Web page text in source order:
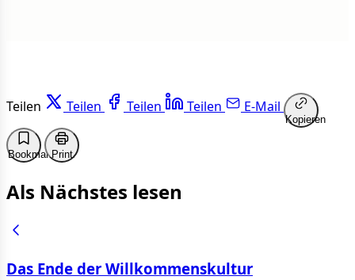
Teilen Teilen Teilen Teilen E-Mail
Kopieren
BookmarkPrint
Als Nächstes lesen
Das Ende der Willkommenskultur